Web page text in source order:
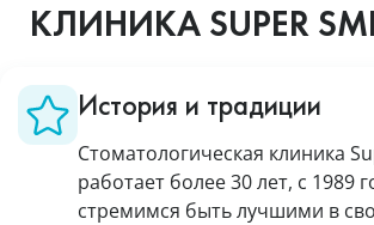
КЛИНИКА SUPER
История и традиции
Стоматологическая клиника
работает более 30 лет, с 1989
стремимся быть лучшими в